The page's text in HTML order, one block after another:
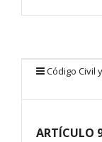
Código Civil
ARTÍCULO